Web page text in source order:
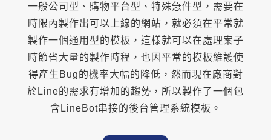
一般公司型、購物平台型、特殊急件型，需要在
時限內製作出可以上線的網站，就必須在平常就
製作一個通用型的模板，這樣就可以在處理案子
時節省大量的製作時程，也因平常的模板維護使
得產生Bug的機率大幅的降低，然而現在廠商對
於Line的需求有增加的趨勢，所以製作了一個包
含LineBot串接的後台管理系統模板。